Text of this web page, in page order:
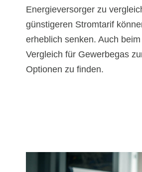
Energieversorger zu
günstigeren Stromtarif
erheblich senken. Auch
Vergleich für Gewerbegas
Optionen zu finden.